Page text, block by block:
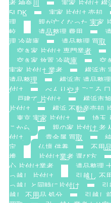
者 神奈川 実家 片付け 横
5LDK
実家 片付け 売却
理
親が亡くなった 実家
較
遺品整理 費用
理 冷蔵庫
遺品整理 買取
空き家 片付け 専門業者
空き家 放置 冷蔵庫
空
実家 片付け 業者
横浜市
遺品整理
横浜市 遺品整
付け
べんりやまごころ 口
戸建て 片付け
横浜市
片付け
横浜 不動産売却
東京 実家 片付け
埼玉
こから
親の家 片付け 老
付け
貴金属 買取
定
仏壇 供養 不用
携
片付け業者 選び方
心 片付け業者
遺品整理
っ越し 片付け
引越し 不
っ越しと同時に片付け
引
越し 不用品 処分
引越し